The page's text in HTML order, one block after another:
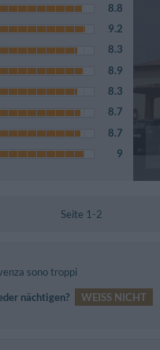
8.8
9.2
8.3
8.9
8.3
8.7
8.7
9
Seite 1-2
sono troppi
nächtigen?
WEISS NICHT